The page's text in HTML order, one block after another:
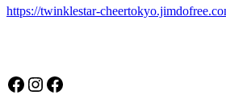
https://twinklestar-
Facebook
Instagram
Facebook